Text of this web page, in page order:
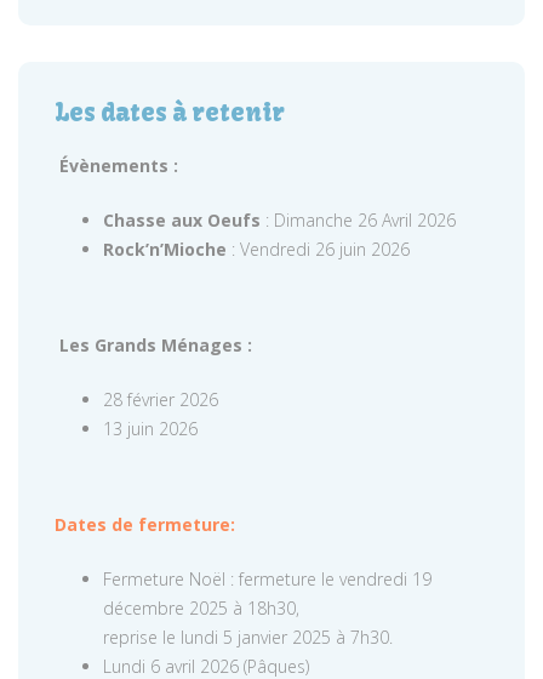
Les dates à retenir
Évènements :
Chasse aux Oeufs : Dimanche 26 Avril 2026
Rock’n’Mioche : Vendredi 26 juin 2026
Les Grands Ménages :
28 février 2026
13 juin 2026
Dates de fermeture:
Fermeture Noël : fermeture le vendredi 19
décembre 2025 à 18h30,
reprise le lundi 5 janvier 2025 à 7h30.
Lundi 6 avril 2026 (Pâques)